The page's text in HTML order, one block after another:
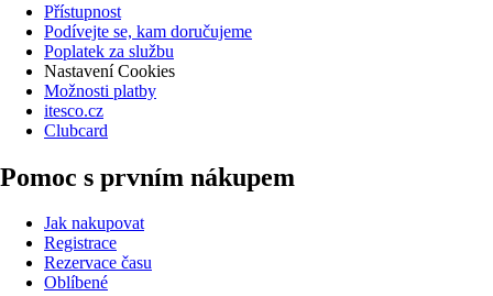
Přístupnost
Podívejte se, kam doručujeme
Poplatek za službu
Nastavení Cookies
Možnosti platby
itesco.cz
Clubcard
Pomoc s prvním nákupem
Jak nakupovat
Registrace
Rezervace času
Oblíbené